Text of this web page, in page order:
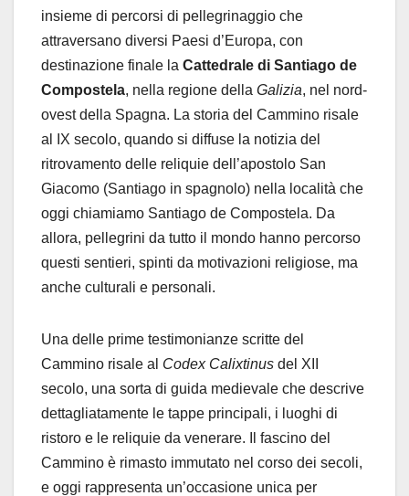
insieme di percorsi di pellegrinaggio che
attraversano diversi Paesi d’Europa, con
destinazione finale la Cattedrale di Santiago de
Compostela, nella regione della Galizia, nel nord-
ovest della Spagna. La storia del Cammino risale
al IX secolo, quando si diffuse la notizia del
ritrovamento delle reliquie dell’apostolo San
Giacomo (Santiago in spagnolo) nella località che
oggi chiamiamo Santiago de Compostela. Da
allora, pellegrini da tutto il mondo hanno percorso
questi sentieri, spinti da motivazioni religiose, ma
anche culturali e personali.
Una delle prime testimonianze scritte del
Cammino risale al Codex Calixtinus del XII
secolo, una sorta di guida medievale che descrive
dettagliatamente le tappe principali, i luoghi di
ristoro e le reliquie da venerare. Il fascino del
Cammino è rimasto immutato nel corso dei secoli,
e oggi rappresenta un’occasione unica per